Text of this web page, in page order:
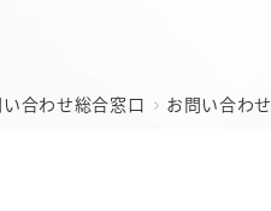
い合わせ総合窓口 お問い合わせ